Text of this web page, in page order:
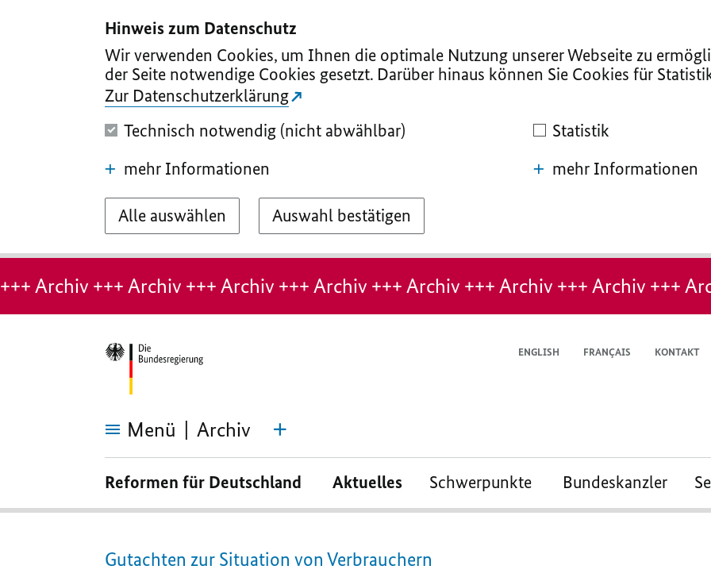
Hinweis zum Datenschutz
Wir verwenden Cookies, um Ihnen die optimale Nutzung unserer Webseite zu
der Seite notwendige Cookies gesetzt. Darüber hinaus können Sie Cookies für
Zur Datenschutzerklärung
Technisch notwendig (nicht abwählbar)
mehr Informationen
Statistik
mehr Informationen
Alle auswählen Auswahl bestätigen
Hinweis:
Seite
+++ Archiv +++ Archiv +++ Archiv +++ Archiv +++ Archiv +++ Archiv +++ Archiv +++
ENGLISH FRANÇAIS KONTAKT
Menü Archiv
für
verbraucherpolitisches
Reformen für Deutschland Aktuelles Schwerpunkte Bundeskanzler
Gutachten zur Situation von Verbrauchern